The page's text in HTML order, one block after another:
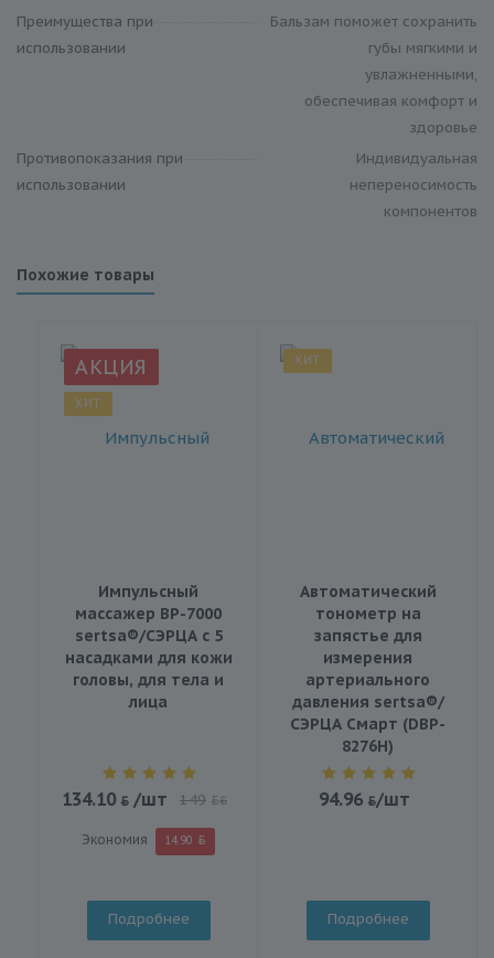
Преимущества при
использовании
Бальзам поможет сохранить
губы мягкими и
увлажненными,
обеспечивая комфорт и
здоровье
Противопоказания при
использовании
Индивидуальная
непереносимость
компонентов
Похожие товары
АКЦИЯ
ХИТ
Импульсный
массажер BP-7000
sertsa®/СЭРЦА с 5
насадками для кожи
головы, для тела и
лица
134.10 /шт 149 BYN
Экономия 14.90
Подробнее
ХИТ
Автоматический
тонометр на
запястье для
измерения
артериального
давления sertsa®/
СЭРЦА Смарт (DBP-
8276H)
94.96 /шт
Подробнее